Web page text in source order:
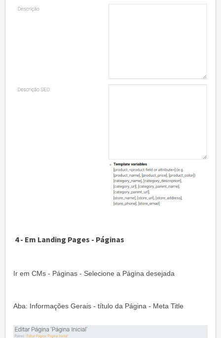
4 - Em Landing Pages - Páginas
Ir em CMs - Páginas - Selecione a Página desejada
Aba: Informações Gerais - título da Página - Meta Title